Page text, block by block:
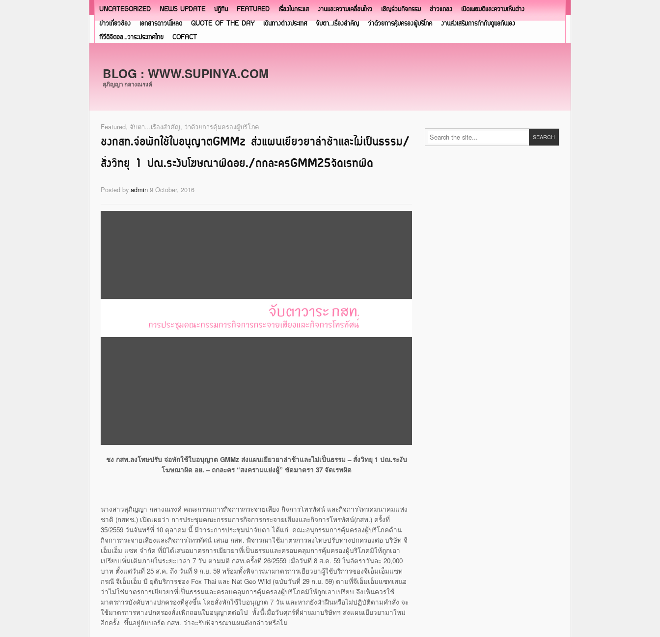
UNCATEGORIZED NEWS UPDATE ปฏิทิน FEATURED เรื่องในกระแส งานและความเคลื่อนไหว เชิญร่วมกิจกรรม ข่าวแถลง
เปิดเผยมติและความเห็นต่าง
ข่าวเกี่ยวข้อง
เอกสารดาวน์โหลด QUOTE OF THE DAY เดินทางต่างประเทศ จับตา…เรื่องสำคัญ ว่าด้วยการคุ้มครองผู้บริโภค
งานส่งเสริมการกำกับดูแลกันเอง
ทีวีดิจิตอล…วาระประเทศไทย
COFACT
BLOG : WWW.SUPINYA.COM
สุภิญญา กลางณรงค์
Featured, จับตา...เรื่องสำคัญ, ว่าด้วยการคุ้มครองผู้บริโภค
ชงกสท.จ่อพักใช้ใบอนุญาตGMMz ส่งแผนเยียวยาล่าช้าและไม่เป็นธรรม/
สั่งวิทยุ 1 ปณ.ระงับโฆษณาผิดอย./ถกละครGMM25จัดเรทผิด
Posted by admin 9 October, 2016
ชง กสท.ลงโทษปรับ จ่อพักใช้ใบอนุญาต GMMz ส่งแผนเยียวยาล่าช้าและไม่เป็นธรรม – สั่งวิทยุ 1 ปณ.ระงับ
โฆษณาผิด อย. – ถกละคร “สงครามแย่งผู้” ขัดมาตรา 37 จัดเรทผิด
นางสาวสุภิญญา กลางณรงค์ คณะกรรมการกิจการกระจายเสียง กิจการโทรทัศน์ และกิจการโทรคมนาคมแห่ง
ชาติ (กสทช.) เปิดเผยว่า การประชุมคณะกรรมการกิจการกระจายเสียงและกิจการโทรทัศน์(กสท.) ครั้งที่
35/2559 วันจันทร์ที่ 10 ตุลาคม นี้ มีวาระการประชุมน่าจับตา ได้แก่ คณะอนุกรรมการคุ้มครองผู้บริโภคด้าน
กิจการกระจายเสียงและกิจการโทรทัศน์ เสนอ กสท. พิจารณาใช้มาตรการลงโทษปรับทางปกครองต่อ บริษัท จี
เอ็มเอ็ม แซท จำกัด ที่มิได้เสนอมาตรการเยียวยาที่เป็นธรรมและครอบคลุมการคุ้มครองผู้บริโภคมิให้ถูกเอา
เปรียบเพิ่มเติมภายในระยะเวลา 7 วัน ตามมติ กสท.ครั้งที่ 26/2559 เมื่อวันที่ 8 ส.ค. 59 ในอัตราวันละ 20,000
บาท ตั้งแต่วันที่ 25 ส.ค. ถึง วันที่ 9 ก.ย. 59 พร้อมทั้งพิจารณามาตรการเยียวยาผู้ใช้บริการของจีเอ็มเอ็มแซท
กรณี จีเอ็มเอ็ม บี ยุติบริการช่อง Fox Thai และ Nat Geo Wild (ฉบับวันที่ 29 ก.ย. 59) ตามที่จีเอ็มเอ็มแซทเสนอ
ว่าไม่ใช่มาตรการเยียวยาที่เป็นธรรมและครอบคลุมการคุ้มครองผู้บริโภคมิให้ถูกเอาเปรียบ จึงเห็นควรใช้
มาตรการบังคับทางปกครองที่สูงขึ้น โดยสั่งพักใช้ใบอนุญาต 7 วัน และหากยังฝ่าฝืนหรือไม่ปฏิบัติตามคำสั่ง จะ
ใช้มาตรการทางปกครองสั่งเพิกถอนใบอนุญาตต่อไป ทั้งนี้เมื่อวันศุกร์ที่ผ่านมาบริษัทฯ ส่งแผนเยียวยามาใหม่
อีกครั้ง ขึ้นอยู่กับบอร์ด กสท. ว่าจะรับพิจารณาแผนดังกล่าวหรือไม่